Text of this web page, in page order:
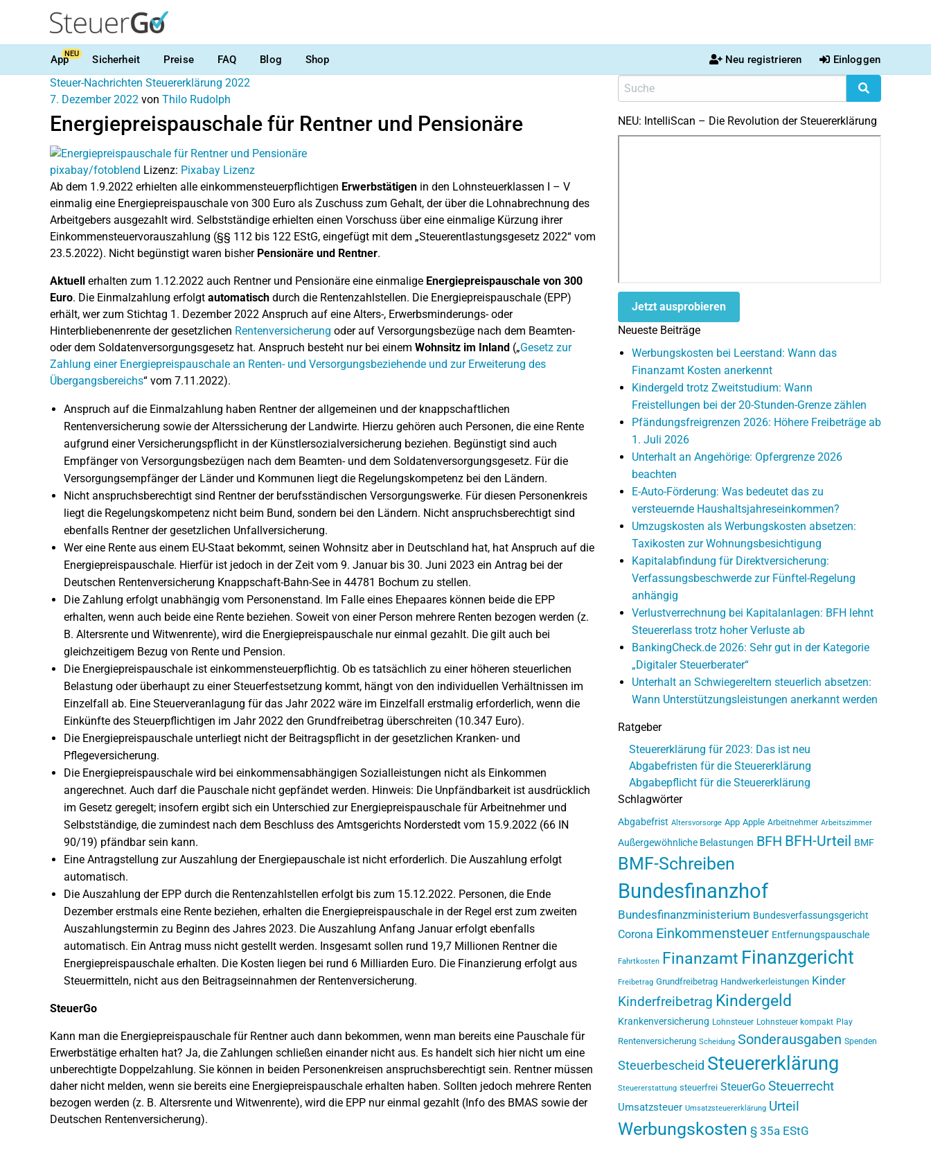
AppNEU Sicherheit Preise FAQ Blog Shop Neu registrieren Einloggen
Steuer-Nachrichten Steuererklärung 2022
7. Dezember 2022 von Thilo Rudolph
Energiepreispauschale für Rentner und Pensionäre
pixabay/fotoblend Lizenz: Pixabay Lizenz
Ab dem 1.9.2022 erhielten alle einkommensteuerpflichtigen Erwerbstätigen in den Lohnsteuerklassen I – V
einmalig eine Energiepreispauschale von 300 Euro als Zuschuss zum Gehalt, der über die Lohnabrechnung des
Arbeitgebers ausgezahlt wird. Selbstständige erhielten einen Vorschuss über eine einmalige Kürzung ihrer
Einkommensteuervorauszahlung (§§ 112 bis 122 EStG, eingefügt mit dem „Steuerentlastungsgesetz 2022“ vom
23.5.2022). Nicht begünstigt waren bisher Pensionäre und Rentner.
Aktuell erhalten zum 1.12.2022 auch Rentner und Pensionäre eine einmalige Energiepreispauschale von 300
Euro. Die Einmalzahlung erfolgt automatisch durch die Rentenzahlstellen. Die Energiepreispauschale (EPP)
erhält, wer zum Stichtag 1. Dezember 2022 Anspruch auf eine Alters-, Erwerbsminderungs- oder
Hinterbliebenenrente der gesetzlichen Rentenversicherung oder auf Versorgungsbezüge nach dem Beamten-
oder dem Soldatenversorgungsgesetz hat. Anspruch besteht nur bei einem Wohnsitz im Inland („Gesetz zur
Zahlung einer Energiepreispauschale an Renten- und Versorgungsbeziehende und zur Erweiterung des
Übergangsbereichs“ vom 7.11.2022).
Anspruch auf die Einmalzahlung haben Rentner der allgemeinen und der knappschaftlichen
Rentenversicherung sowie der Alterssicherung der Landwirte. Hierzu gehören auch Personen, die eine Rente
aufgrund einer Versicherungspflicht in der Künstlersozialversicherung beziehen. Begünstigt sind auch
Empfänger von Versorgungsbezügen nach dem Beamten- und dem Soldatenversorgungsgesetz. Für die
Versorgungsempfänger der Länder und Kommunen liegt die Regelungskompetenz bei den Ländern.
Nicht anspruchsberechtigt sind Rentner der berufsständischen Versorgungswerke. Für diesen Personenkreis
liegt die Regelungskompetenz nicht beim Bund, sondern bei den Ländern. Nicht anspruchsberechtigt sind
ebenfalls Rentner der gesetzlichen Unfallversicherung.
Wer eine Rente aus einem EU-Staat bekommt, seinen Wohnsitz aber in Deutschland hat, hat Anspruch auf die
Energiepreispauschale. Hierfür ist jedoch in der Zeit vom 9. Januar bis 30. Juni 2023 ein Antrag bei der
Deutschen Rentenversicherung Knappschaft-Bahn-See in 44781 Bochum zu stellen.
Die Zahlung erfolgt unabhängig vom Personenstand. Im Falle eines Ehepaares können beide die EPP
erhalten, wenn auch beide eine Rente beziehen. Soweit von einer Person mehrere Renten bezogen werden (z.
B. Altersrente und Witwenrente), wird die Energiepreispauschale nur einmal gezahlt. Die gilt auch bei
gleichzeitigem Bezug von Rente und Pension.
Die Energiepreispauschale ist einkommensteuerpflichtig. Ob es tatsächlich zu einer höheren steuerlichen
Belastung oder überhaupt zu einer Steuerfestsetzung kommt, hängt von den individuellen Verhältnissen im
Einzelfall ab. Eine Steuerveranlagung für das Jahr 2022 wäre im Einzelfall erstmalig erforderlich, wenn die
Einkünfte des Steuerpflichtigen im Jahr 2022 den Grundfreibetrag überschreiten (10.347 Euro).
Die Energiepreispauschale unterliegt nicht der Beitragspflicht in der gesetzlichen Kranken- und
Pflegeversicherung.
Die Energiepreispauschale wird bei einkommensabhängigen Sozialleistungen nicht als Einkommen
angerechnet. Auch darf die Pauschale nicht gepfändet werden. Hinweis: Die Unpfändbarkeit ist ausdrücklich
im Gesetz geregelt; insofern ergibt sich ein Unterschied zur Energiepreispauschale für Arbeitnehmer und
Selbstständige, die zumindest nach dem Beschluss des Amtsgerichts Norderstedt vom 15.9.2022 (66 IN
90/19) pfändbar sein kann.
Eine Antragstellung zur Auszahlung der Energiepauschale ist nicht erforderlich. Die Auszahlung erfolgt
automatisch.
Die Auszahlung der EPP durch die Rentenzahlstellen erfolgt bis zum 15.12.2022. Personen, die Ende
Dezember erstmals eine Rente beziehen, erhalten die Energiepreispauschale in der Regel erst zum zweiten
Auszahlungstermin zu Beginn des Jahres 2023. Die Auszahlung Anfang Januar erfolgt ebenfalls
automatisch. Ein Antrag muss nicht gestellt werden. Insgesamt sollen rund 19,7 Millionen Rentner die
Energiepreispauschale erhalten. Die Kosten liegen bei rund 6 Milliarden Euro. Die Finanzierung erfolgt aus
Steuermitteln, nicht aus den Beitragseinnahmen der Rentenversicherung.
SteuerGo
Kann man die Energiepreispauschale für Rentner auch dann bekommen, wenn man bereits eine Pauschale für
Erwerbstätige erhalten hat? Ja, die Zahlungen schließen einander nicht aus. Es handelt sich hier nicht um eine
unberechtigte Doppelzahlung. Sie können in beiden Personenkreisen anspruchsberechtigt sein. Rentner müssen
daher nicht melden, wenn sie bereits eine Energiepreispauschale erhalten haben. Sollten jedoch mehrere Renten
bezogen werden (z. B. Altersrente und Witwenrente), wird die EPP nur einmal gezahlt (Info des BMAS sowie der
Deutschen Rentenversicherung).
NEU: IntelliScan – Die Revolution der Steuererklärung
Jetzt ausprobieren
Neueste Beiträge
Werbungskosten bei Leerstand: Wann das
Finanzamt Kosten anerkennt
Kindergeld trotz Zweitstudium: Wann
Freistellungen bei der 20-Stunden-Grenze zählen
Pfändungsfreigrenzen 2026: Höhere Freibeträge ab
1. Juli 2026
Unterhalt an Angehörige: Opfergrenze 2026
beachten
E-Auto-Förderung: Was bedeutet das zu
versteuernde Haushaltsjahreseinkommen?
Umzugskosten als Werbungskosten absetzen:
Taxikosten zur Wohnungsbesichtigung
Kapitalabfindung für Direktversicherung:
Verfassungsbeschwerde zur Fünftel-Regelung
anhängig
Verlustverrechnung bei Kapitalanlagen: BFH lehnt
Steuererlass trotz hoher Verluste ab
BankingCheck.de 2026: Sehr gut in der Kategorie
„Digitaler Steuerberater“
Unterhalt an Schwiegereltern steuerlich absetzen:
Wann Unterstützungsleistungen anerkannt werden
Ratgeber
Steuererklärung für 2023: Das ist neu
Abgabefristen für die Steuererklärung
Abgabepflicht für die Steuererklärung
Schlagwörter
Abgabefrist Altersvorsorge App Apple Arbeitnehmer Arbeitszimmer
Außergewöhnliche Belastungen BFH BFH-Urteil BMF
BMF-Schreiben
Bundesfinanzhof
Bundesfinanzministerium Bundesverfassungsgericht
Corona Einkommensteuer Entfernungspauschale
Fahrtkosten Finanzamt Finanzgericht
Freibetrag Grundfreibetrag Handwerkerleistungen Kinder
Kinderfreibetrag Kindergeld
Krankenversicherung Lohnsteuer Lohnsteuer kompakt Play
Rentenversicherung Scheidung Sonderausgaben Spenden
Steuerbescheid Steuererklärung
Steuererstattung steuerfrei SteuerGo Steuerrecht
Umsatzsteuer Umsatzsteuererklärung Urteil
Werbungskosten § 35a EStG